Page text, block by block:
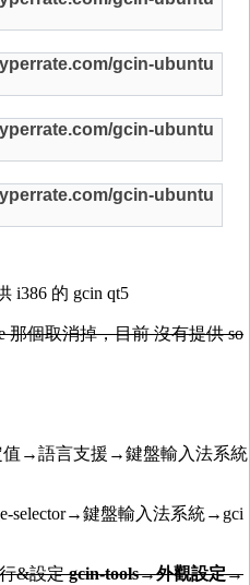
gcin-ubuntu
gcin-ubuntu
gcin-ubuntu
i386 的 gcin qt5
那個取消掉，目前 沒有提供 so
→語言支援→鍵盤輸入法系統
selector→鍵盤輸入法系統→gci
&設定gcin-tools→外觀設定→